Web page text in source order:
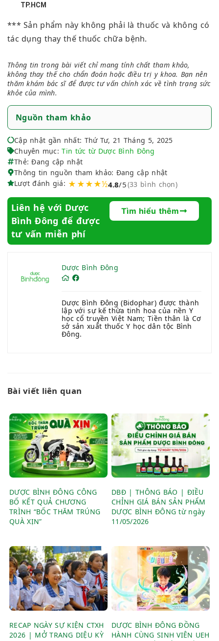
TP.HCM
*** Sản phẩm này không phải là thuốc và không có
tác dụng thay thế thuốc chữa bệnh.
Thông tin trong bài viết chỉ mang tính chất tham khảo,
không thay thế cho chẩn đoán hoặc điều trị y khoa. Bạn nên
thăm khám bác sĩ để được tư vấn chính xác về tình trạng sức
khỏe của mình.
Nguồn tham khảo
Cập nhật gần nhất: Thứ Tư, 21 Tháng 5, 2025
Chuyên mục:Tin tức từ Dược Bình Đông
Thẻ: Đang cập nhật
Thông tin nguồn tham khảo: Đang cập nhật
Lượt đánh giá: ★★★★½4.8/5(33 bình chọn)
Liên hệ với Dược
Bình Đông để được
tư vấn miễn phí
Tìm hiểu thêm
Dược Bình Đông
Dược Bình Đông (Bidophar) được thành
lập với sự kế thừa tinh hoa của nền Y
học cổ truyền Việt Nam; Tiền thân là Cơ
sở sản xuất thuốc Y học dân tộc Bình
Đông.
Bài viết liên quan
DƯỢC BÌNH ĐÔNG CÔNG
BỐ KẾT QUẢ CHƯƠNG
TRÌNH “BỐC THĂM TRÚNG
QUÀ XỊN”
DBĐ | THÔNG BÁO | ĐIỀU
CHỈNH GIÁ BÁN SẢN PHẨM
DƯỢC BÌNH ĐÔNG từ ngày
11/05/2026
RECAP NGÀY SỰ KIỆN CTXH
2026 | MỞ TRANG DIỆU KỲ
DƯỢC BÌNH ĐÔNG ĐỒNG
HÀNH CÙNG SINH VIÊN UEH